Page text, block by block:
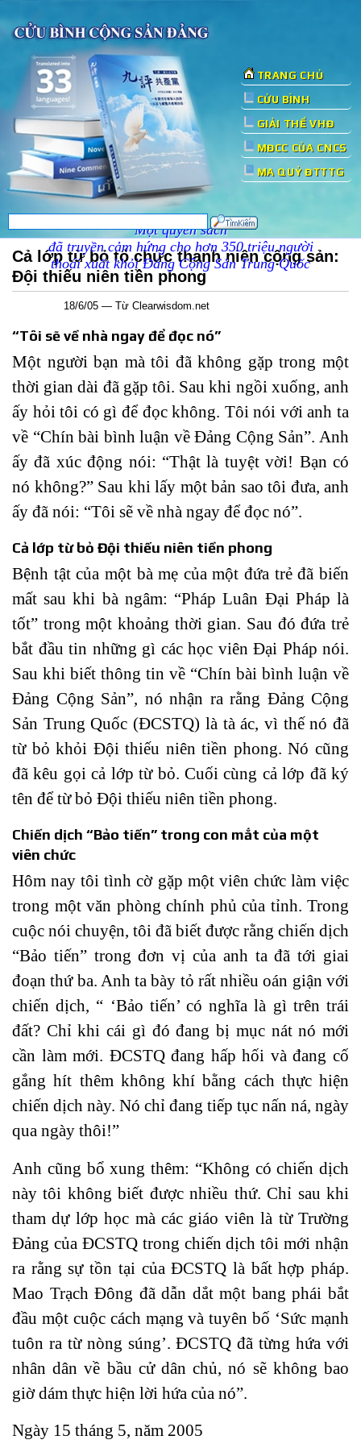
TRANG CHỦ
CỬU BÌNH
GIẢI THỂ VHĐ
MĐCC CỦA CNCS
MA QUỶ ĐTTTG
Một quyển sách
đã truyền cảm hứng cho hơn 350 triệu người
thoái xuất khỏi Đảng Cộng Sản Trung Quốc
Cả lớp từ bỏ tổ chức thanh niên cộng sản:
Đội thiếu niên tiền phong
18/6/05 — Từ Clearwisdom.net
“Tôi sẽ về nhà ngay để đọc nó”
Một người bạn mà tôi đã không gặp trong một
thời gian dài đã gặp tôi. Sau khi ngồi xuống, anh
ấy hỏi tôi có gì để đọc không. Tôi nói với anh ta
về “Chín bài bình luận về Đảng Cộng Sản”. Anh
ấy đã xúc động nói: “Thật là tuyệt vời! Bạn có
nó không?” Sau khi lấy một bản sao tôi đưa, anh
ấy đã nói: “Tôi sẽ về nhà ngay để đọc nó”.
Cả lớp từ bỏ Đội thiếu niên tiền phong
Bệnh tật của một bà mẹ của một đứa trẻ đã biến
mất sau khi bà ngâm: “Pháp Luân Đại Pháp là
tốt” trong một khoảng thời gian. Sau đó đứa trẻ
bắt đầu tin những gì các học viên Đại Pháp nói.
Sau khi biết thông tin về “Chín bài bình luận về
Đảng Cộng Sản”, nó nhận ra rằng Đảng Cộng
Sản Trung Quốc (ĐCSTQ) là tà ác, vì thế nó đã
từ bỏ khỏi Đội thiếu niên tiền phong. Nó cũng
đã kêu gọi cả lớp từ bỏ. Cuối cùng cả lớp đã ký
tên để từ bỏ Đội thiếu niên tiền phong.
Chiến dịch “Bảo tiến” trong con mắt của một
viên chức
Hôm nay tôi tình cờ gặp một viên chức làm việc
trong một văn phòng chính phủ của tỉnh. Trong
cuộc nói chuyện, tôi đã biết được rằng chiến dịch
“Bảo tiến” trong đơn vị của anh ta đã tới giai
đoạn thứ ba. Anh ta bày tỏ rất nhiều oán giận với
chiến dịch, “ ‘Bảo tiến’ có nghĩa là gì trên trái
đất? Chỉ khi cái gì đó đang bị mục nát nó mới
cần làm mới. ĐCSTQ đang hấp hối và đang cố
gắng hít thêm không khí bằng cách thực hiện
chiến dịch này. Nó chỉ đang tiếp tục nấn ná, ngày
qua ngày thôi!”
Anh cũng bổ xung thêm: “Không có chiến dịch
này tôi không biết được nhiều thứ. Chỉ sau khi
tham dự lớp học mà các giáo viên là từ Trường
Đảng của ĐCSTQ trong chiến dịch tôi mới nhận
ra rằng sự tồn tại của ĐCSTQ là bất hợp pháp.
Mao Trạch Đông đã dẫn dắt một bang phái bắt
đầu một cuộc cách mạng và tuyên bố ‘Sức mạnh
tuôn ra từ nòng súng’. ĐCSTQ đã từng hứa với
nhân dân về bầu cử dân chủ, nó sẽ không bao
giờ dám thực hiện lời hứa của nó”.
Ngày 15 tháng 5, năm 2005